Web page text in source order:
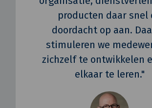
producten daar snel
doordacht op aan.
stimuleren we
zichzelf te ontwikkelen
elkaar te leren."